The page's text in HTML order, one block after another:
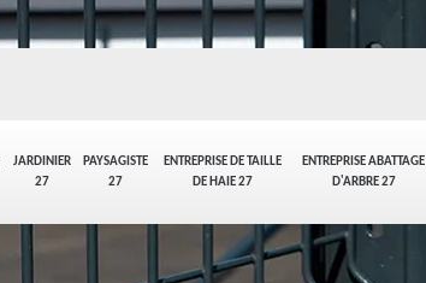
JARDINIER
27
PAYSAGISTE
27
ENTREPRISE DE TAILLE
DE HAIE 27
ENTREPRISE ABATTAGE
D'ARBRE 27